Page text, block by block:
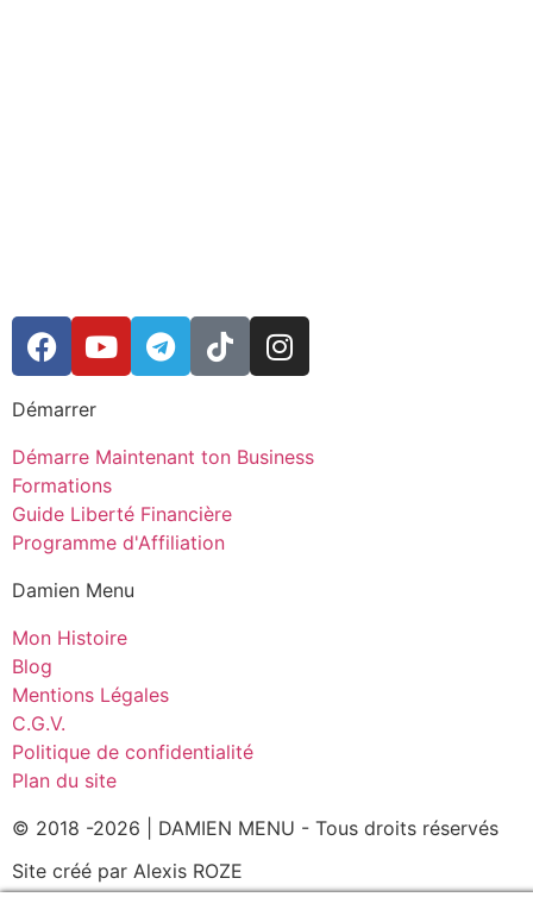
Démarrer
Démarre Maintenant ton Business
Formations
Guide Liberté Financière
Programme d'Affiliation
Damien Menu
Mon Histoire
Blog
Mentions Légales
C.G.V.
Politique de confidentialité
Plan du site
© 2018 -2026 | DAMIEN MENU - Tous droits réservés
Site créé par Alexis ROZE